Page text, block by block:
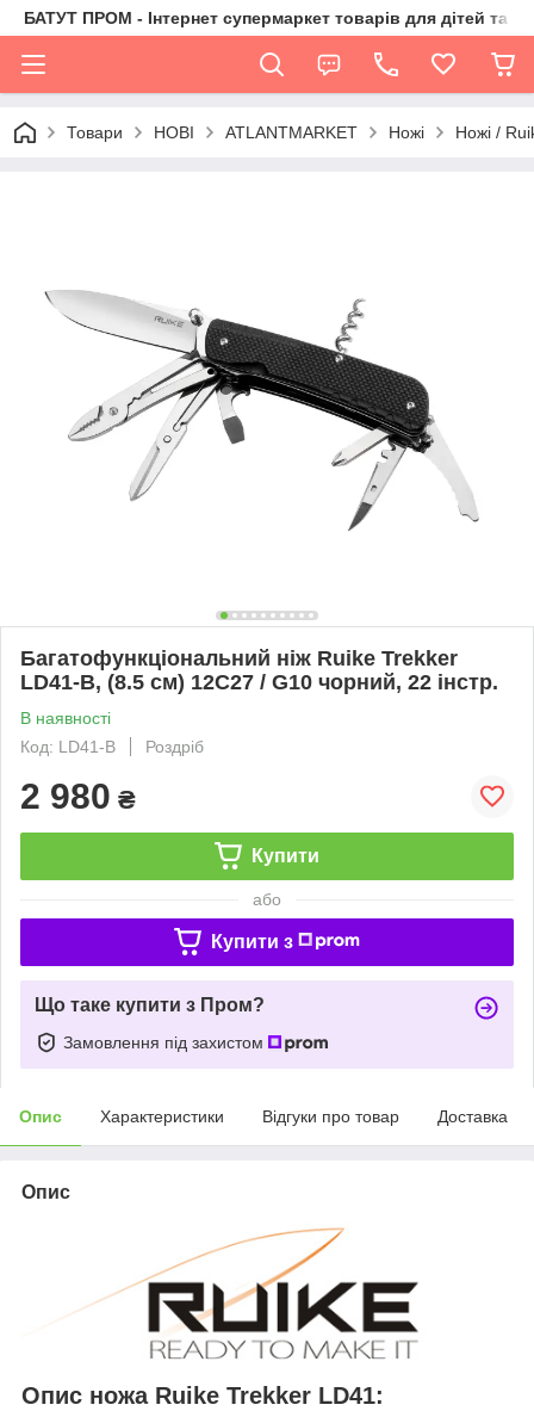
БАТУТ ПРОМ - Інтернет супермаркет товарів для дітей та їх
Товари НОВІ ATLANTMARKET Ножі Ножі /
Багатофункціональний ніж Ruike Trekker
LD41-B, (8.5 см) 12C27 / G10 чорний, 22 інстр.
В наявності
Код: LD41-B
Роздріб
2 980 ₴
Купити
або
Купити з
Що таке купити з Пром?
Замовлення під захистом
Опис Характеристики Відгуки про товар Доставка
Опис
Опис ножа Ruike Trekker LD41: